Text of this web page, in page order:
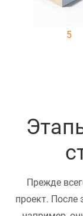
5
Прежде
проект. После